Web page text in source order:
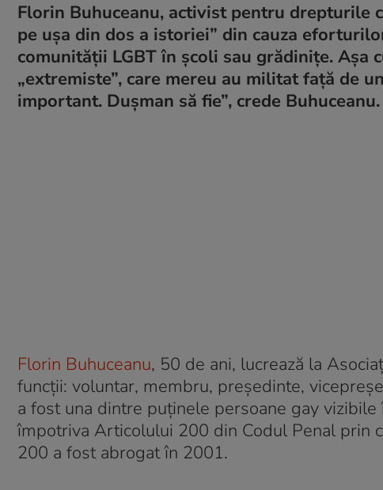
Florin Buhuceanu, activist pentru drepturile
pe ușa din dos a istoriei” din cauza
comunității LGBT în școli sau grădinițe.
„extremiste”, care mereu au militat față de
important. Dușman să fie”, crede Buhuceanu.
Florin Buhuceanu, 50 de ani, lucrează la
funcții: voluntar, membru, președinte,
a fost una dintre puținele persoane gay
împotriva Articolului 200 din Codul Penal prin
200 a fost abrogat în 2001.